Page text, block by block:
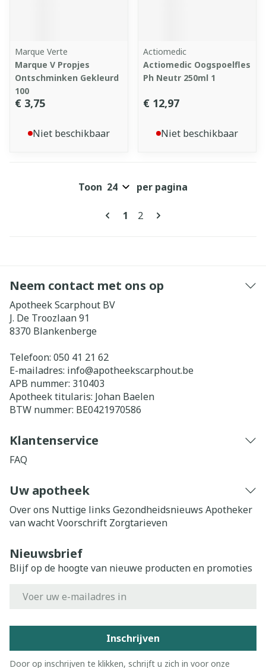
Marque Verte
Marque V Propjes
Ontschminken Gekleurd
100
€ 3,75
Niet beschikbaar
Actiomedic
Actiomedic Oogspoelfles
Ph Neutr 250ml 1
€ 12,97
Niet beschikbaar
Pagina's
U lees momenteel pagina
1 Pagina
2
Toon per pagina
Neem contact met ons op
Apotheek Scarphout BV
J. De Troozlaan 91
8370 Blankenberge
Telefoon: 050 41 21 62
E-mailadres: info@apotheekscarphout.be
APB nummer: 310403
Apotheek titularis: Johan Baelen
BTW nummer: BE0421970586
Klantenservice
FAQ
Uw apotheek
Over ons Nuttige links Gezondheidsnieuws Apotheker
van wachtVoorschrift Zorgtarieven
Nieuwsbrief
Blijf op de hoogte van nieuwe producten en promoties
Inschrijven
Door op inschrijven te klikken, schrijft u zich in voor onze